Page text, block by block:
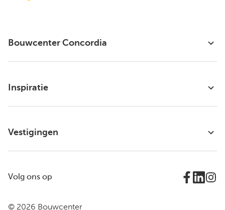
Bouwcenter Concordia
Inspiratie
Vestigingen
© 2026 Bouwcenter
Volg ons op